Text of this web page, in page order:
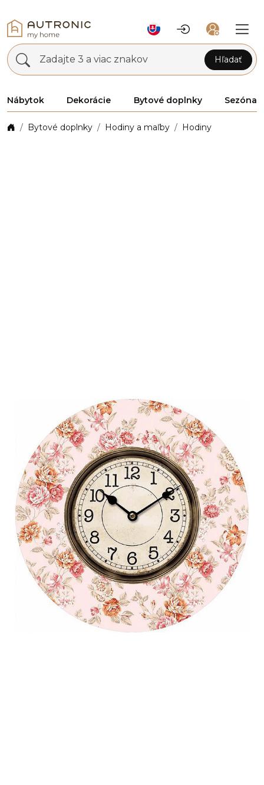
Zadajte 3 a viac znakov Hľadať
Nábytok Dekorácie Bytové doplnky Sezóna
Bytové doplnky Hodiny a maľby Hodiny